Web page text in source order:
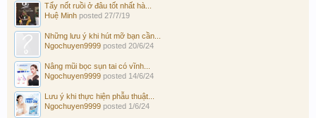
Tẩy nốt ruồi ở đâu tốt nhất hà...
Huệ Minh posted 27/7/19
Những lưu ý khi hút mỡ bạn cần...
Ngochuyen9999 posted 20/6/24
Nâng mũi bọc sụn tai có vĩnh...
Ngochuyen9999 posted 14/6/24
Lưu ý khi thực hiện phẫu thuật...
Ngochuyen9999 posted 1/6/24